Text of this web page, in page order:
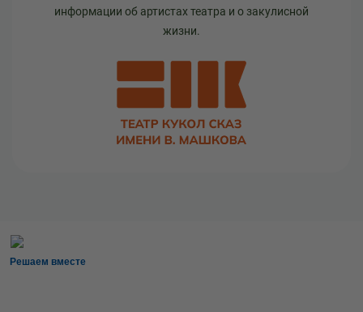
информации об артистах театра и о закулисной
жизни.
Решаем вместе